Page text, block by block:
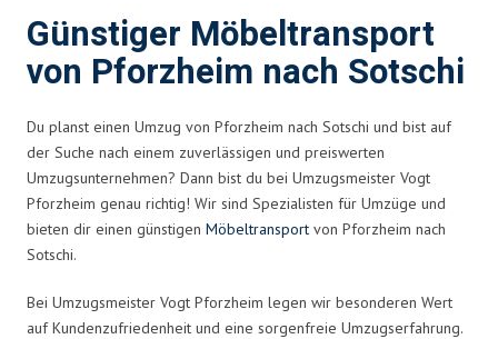
Günstiger Möbeltransport
von Pforzheim nach Sotschi
Du planst einen Umzug von Pforzheim nach Sotschi und bist auf
der Suche nach einem zuverlässigen und preiswerten
Umzugsunternehmen? Dann bist du bei Umzugsmeister Vogt
Pforzheim genau richtig! Wir sind Spezialisten für Umzüge und
bieten dir einen günstigen Möbeltransport von Pforzheim nach
Sotschi.
Bei Umzugsmeister Vogt Pforzheim legen wir besonderen Wert
auf Kundenzufriedenheit und eine sorgenfreie Umzugserfahrung.